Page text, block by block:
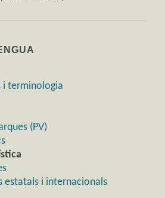
i terminologia
(PV)
estatals i internacionals